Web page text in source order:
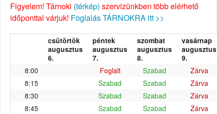
Figyelem! Tárnoki (térkép) szervizünkben több elérhető
időponttal várjuk! Foglalás TÁRNOKRA itt >>
csütörtök
augusztus
6.
péntek
augusztus
7.
szombat
augusztus
8.
vasárnap
augusztus
9.
8:00
Foglalt Szabad
Zárva
8:15
Szabad Szabad
Zárva
8:30
Szabad Szabad
Zárva
8:45
Szabad Szabad
Zárva